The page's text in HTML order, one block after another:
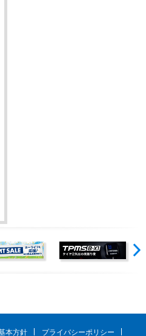
本方針 プライバシーポリシー